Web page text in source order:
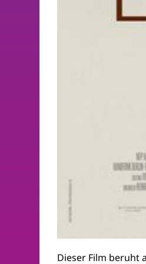
Dieser Film beruht